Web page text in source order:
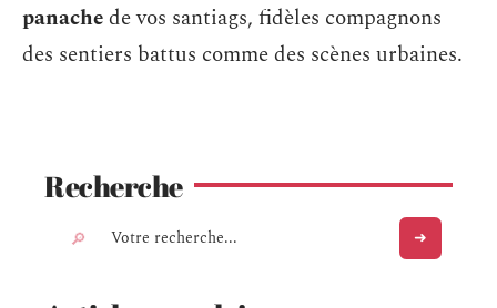
panachede vos santiags, fidèles compagnons
des sentiers battus comme des scènes urbaines.
Recherche